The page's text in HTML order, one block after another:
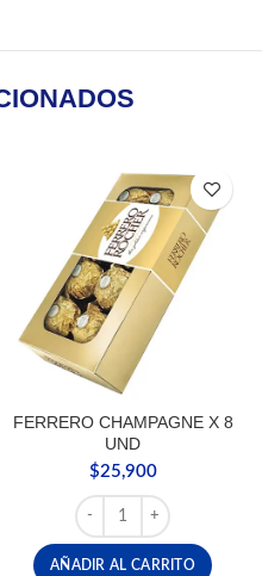
cantidad
FERRERO CHAMPAGNE X 8
UND
$25,900
FERRERO
AÑADIR AL CARRITO